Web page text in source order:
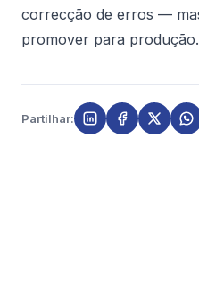
correcção de erros —
promover para produção.
Partilhar: